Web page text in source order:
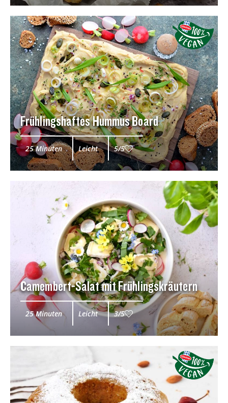
Frühlingshaftes Hummus Board
25 Minuten Leicht 5/5
Camembert-Salat mit Frühlingskräutern
25 Minuten Leicht 3/5